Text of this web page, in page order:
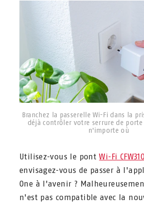
Branchez la passerelle Wi-Fi dans la
déjà contrôler votre serrure de
n'importe où
Utilisez-vous le pontWi-Fi
envisagez-vous de passer à
One à l'avenir ?
n'est pas compatible avec la